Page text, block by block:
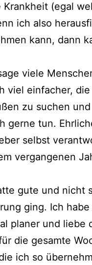
(egal
ich also
kann, dann
viele
viel einfacher,
zu suchen
gerne tun.
selbst
vergangenen
gute und nicht
ging. Ich
planer und liebe
die gesamte
ich so